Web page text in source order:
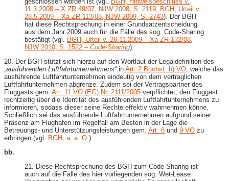
11.3.2008 – X ZR 49/07, NJW 2008, S. 2119; BGH, Urteil v.
28.5.2009 – Xa ZR 113/08, NJW 2009, S. 2743). Der BGH
hat diese Rechtsprechung in einer Grundsatzentscheidung
aus dem Jahr 2009 auch für die Fälle des sog. Code-Sharing
bestätigt (vgl. BGH, Urteil v. 26.11.2009 – Xa ZR 132/08,
NJW 2010, S. 1522 – Code-Sharing).
20. Der BGH stützt sich hierzu auf den Wortlaut der Legaldefinition des
ausführenden Luftfahrtunternehmens“ in Art. 2 Buchst. b) VO , welche das
ausführende Luftfahrtunternehmen eindeutig von dem vertraglichen
Luftfahrtunternehmen abgrenze. Zudem sei der Vertragspartner des
Fluggasts gem. Art. 11 VO (EG) Nr. 2111/2005 verpflichtet, den Fluggast
rechtzeitig über die Identität des ausführenden Luftfahrtunternehmens zu
informieren, sodass dieser seine Rechte effektiv wahrnehmen könne.
Schließlich sei das ausführende Luftfahrtunternehmen aufgrund seiner
Präsenz am Flughafen im Regelfall am Besten in der Lage die
Betreuungs- und Unterstützungsleistungen gem. Art. 8 und 9 VO zu
erbringen (vgl. BGH, a. a. O. ).
bb.
21. Diese Rechtsprechung des BGH zum Code-Sharing ist
auch auf die Fälle des hier vorliegenden sog. Wet-Lease